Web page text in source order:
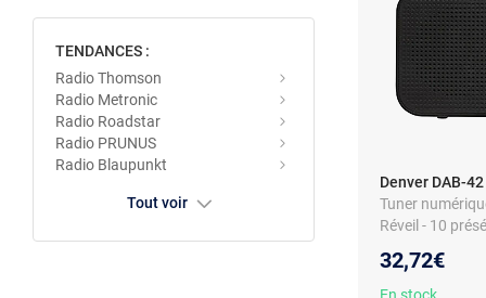
TENDANCES :
Radio Thomson
Radio Metronic
Radio Roadstar
Radio PRUNUS
Radio Blaupunkt
Tout voir
Denver DAB-42
Tuner
Réveil - 10
32,72€